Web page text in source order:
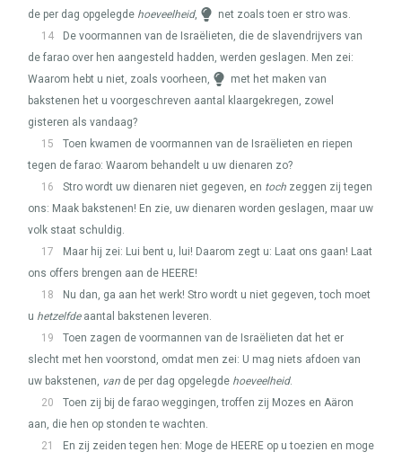
de per dag opgelegde hoeveelheid,
net zoals toen er stro was.
14
De voormannen van de Israëlieten, die de slavendrijvers van
de farao over hen aangesteld hadden, werden geslagen. Men zei:
Waarom hebt u niet, zoals voorheen,
met het maken van
bakstenen het u voorgeschreven aantal klaargekregen, zowel
gisteren als vandaag?
15
Toen kwamen de voormannen van de Israëlieten en riepen
tegen de farao: Waarom behandelt u uw dienaren zo?
16
Stro wordt uw dienaren niet gegeven, en toch zeggen zij tegen
ons: Maak bakstenen! En zie, uw dienaren worden geslagen, maar uw
volk staat schuldig.
17
Maar hij zei: Lui bent u, lui! Daarom zegt u: Laat ons gaan! Laat
ons offers brengen aan de HEERE!
18
Nu dan, ga aan het werk! Stro wordt u niet gegeven, toch moet
u hetzelfdeaantal bakstenen leveren.
19
Toen zagen de voormannen van de Israëlieten dat het er
slecht met hen voorstond, omdat men zei: U mag niets afdoen van
uw bakstenen, van de per dag opgelegde hoeveelheid.
20
Toen zij bij de farao weggingen, troffen zij Mozes en Aäron
aan, die hen op stonden te wachten.
21
En zij zeiden tegen hen: Moge de HEERE op u toezien en moge